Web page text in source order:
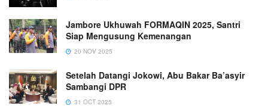
Jambore Ukhuwah FORMAQIN 2025, Santri
Siap Mengusung Kemenangan
20 NOV 2025
Setelah Datangi Jokowi, Abu Bakar Ba’asyir
Sambangi DPR
31 OCT 2025